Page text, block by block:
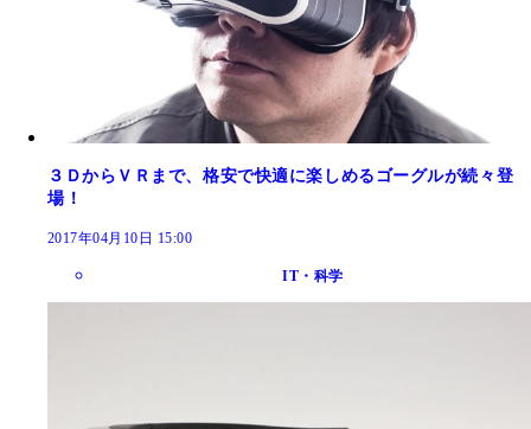
３ＤからＶＲまで、格安で快適に楽しめるゴーグルが続々登
場！
2017年04月10日 15:00
IT・科学